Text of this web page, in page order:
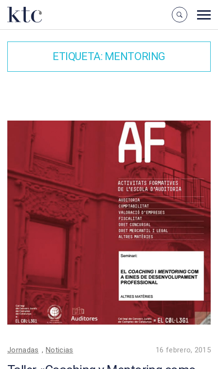
ETIQUETA: MENTORING
Jornadas ,Noticias 16 febrero, 2015